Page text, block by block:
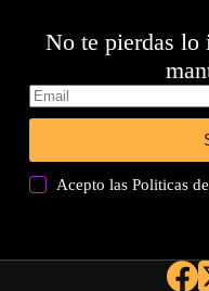
No te pierdas lo
Acepto lasPoliticas